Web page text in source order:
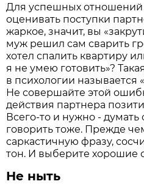
Для успешных
оценивать поступки
жаркое, значит, вы
муж решил сам сварить
хотел спалить квартиру
я не умею готовить»?
в психологии называется
Не совершайте этой
действия партнера
Всего-то и нужно - думать
говорить тоже. Прежде
саркастичную фразу,
тон. И выберите хорошие
Не ныть